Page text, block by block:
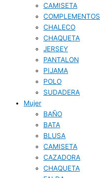
CAMISETA
COMPLEMENTOS
CHALECO
CHAQUETA
JERSEY
PANTALON
PIJAMA
POLO
SUDADERA
Mujer
BAÑO
BATA
BLUSA
CAMISETA
CAZADORA
CHAQUETA